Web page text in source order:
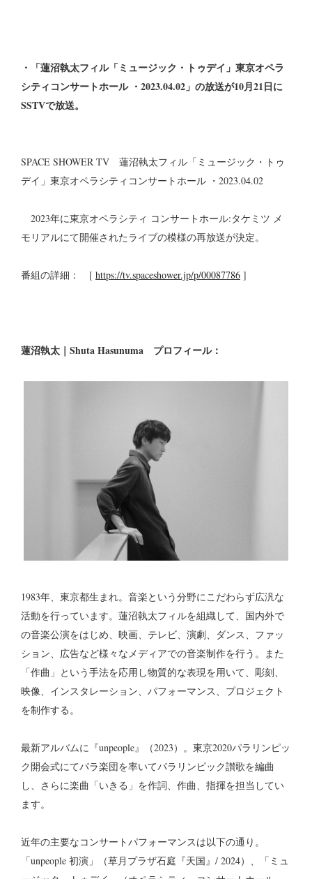
・「蓮沼執太フィル「ミュージック・トゥデイ」東京オペラ
シティコンサートホール ・2023.04.02」の放送が10月21日に
SSTVで放送。
SPACE SHOWER TV 蓮沼執太フィル「ミュージック・トゥ
デイ」東京オペラシティコンサートホール ・2023.04.02
2023年に東京オペラシティ コンサートホール:タケミツ メ
モリアルにて開催されたライブの模様の再放送が決定。
番組の詳細： [ https://tv.spaceshower.jp/p/00087786 ]
蓮沼執太｜Shuta Hasunuma プロフィール：
1983年、東京都生まれ。音楽という分野にこだわらず広汎な
活動を行っています。蓮沼執太フィルを組織して、国内外で
の音楽公演をはじめ、映画、テレビ、演劇、ダンス、ファッ
ション、広告など様々なメディアでの音楽制作を行う。また
「作曲」という手法を応用し物質的な表現を用いて、彫刻、
映像、インスタレーション、パフォーマンス、プロジェクト
を制作する。
最新アルバムに『unpeople』（2023）。東京2020パラリンピッ
ク開会式にてパラ楽団を率いてパラリンピック讃歌を編曲
し、さらに楽曲「いきる」を作詞、作曲、指揮を担当してい
ます。
近年の主要なコンサートパフォーマンスは以下の通り。
「unpeople 初演」（草月プラザ石庭『天国』/ 2024）、「ミュ